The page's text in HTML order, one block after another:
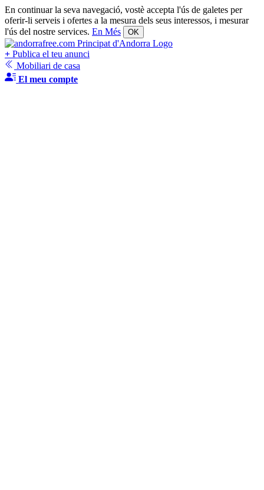
En continuar la seva navegació, vostè accepta l'ús de galetes per
oferir-li serveis i ofertes a la mesura dels seus interessos, i mesurar
l'ús del nostre services. En Més OK
+ Publica el teu anunci
Mobiliari de casa
El meu compte